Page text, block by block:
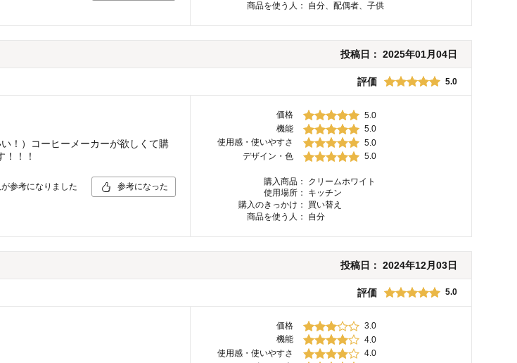
商品を使う人：
自分、配偶者、子供
投稿日： 2025年01月04日
評価 5.0
！）コーヒーメーカーが欲しくて購
！！
が参考になりました 参考になった
価格
5.0
機能
5.0
使用感・使いやすさ
5.0
デザイン・色
5.0
購入商品：
クリームホワイト
使用場所：
キッチン
購入のきっかけ：
買い替え
商品を使う人：
自分
投稿日： 2024年12月03日
評価 5.0
価格
3.0
機能
4.0
使用感・使いやすさ
4.0